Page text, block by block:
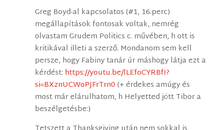
Greg Boyd-al kapcsolatos (#1, 16.perc)
megállapítások fontosak voltak, nemrég
olvastam Grudem Politics c. művében, h ott is
kritikával illeti a szerző. Mondanom sem kell
persze, hogy Fabiny tanár úr máshogy látja ezt a
kérdést: https://youtu.be/lLEfoCYRBfI?
si=BXznUCWoPJFrTrn0(+ érdekes amúgy és
most már elárulhatom, h Helyetted jött Tibor a
beszélgetésbe:)